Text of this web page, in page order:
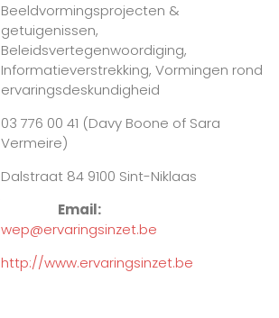
Beeldvormingsprojecten &
getuigenissen,
Beleidsvertegenwoordiging,
Informatieverstrekking, Vormingen rond
ervaringsdeskundigheid
03 776 00 41 (Davy Boone of Sara
Vermeire)
Dalstraat 84 9100 Sint-Niklaas
Email
wep@ervaringsinzet.be
http://www.ervaringsinzet.be